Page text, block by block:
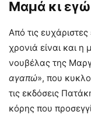
Μαμά κι
Από τις
χρονιά είναι και
νουβέλας της
αγαπώ», που
τις εκδόσεις
κόρης που